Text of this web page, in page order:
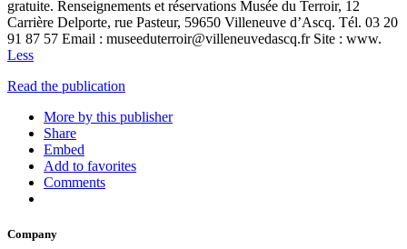
gratuite. Renseignements et réservations Musée du Terroir, 12
Carrière Delporte, rue Pasteur, 59650 Villeneuve d’Ascq. Tél. 03 20
91 87 57 Email : museeduterroir@villeneuvedascq.fr Site : www.
Less
Read the publication
More by this publisher
Share
Embed
Add to favorites
Comments
Company